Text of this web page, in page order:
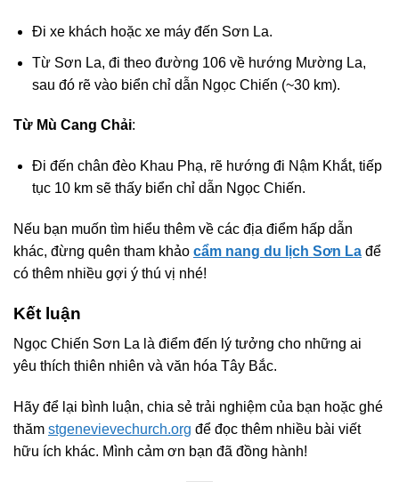
Đi xe khách hoặc xe máy đến Sơn La.
Từ Sơn La, đi theo đường 106 về hướng Mường La,
sau đó rẽ vào biển chỉ dẫn Ngọc Chiến (~30 km).
Từ Mù Cang Chải:
Đi đến chân đèo Khau Phạ, rẽ hướng đi Nậm Khắt, tiếp
tục 10 km sẽ thấy biển chỉ dẫn Ngọc Chiến.
Nếu bạn muốn tìm hiểu thêm về các địa điểm hấp dẫn
khác, đừng quên tham khảo cẩm nang du lịch Sơn La để
có thêm nhiều gợi ý thú vị nhé!
Kết luận
Ngọc Chiến Sơn La là điểm đến lý tưởng cho những ai
yêu thích thiên nhiên và văn hóa Tây Bắc.
Hãy để lại bình luận, chia sẻ trải nghiệm của bạn hoặc ghé
thăm stgenevievechurch.org để đọc thêm nhiều bài viết
hữu ích khác. Mình cảm ơn bạn đã đồng hành!